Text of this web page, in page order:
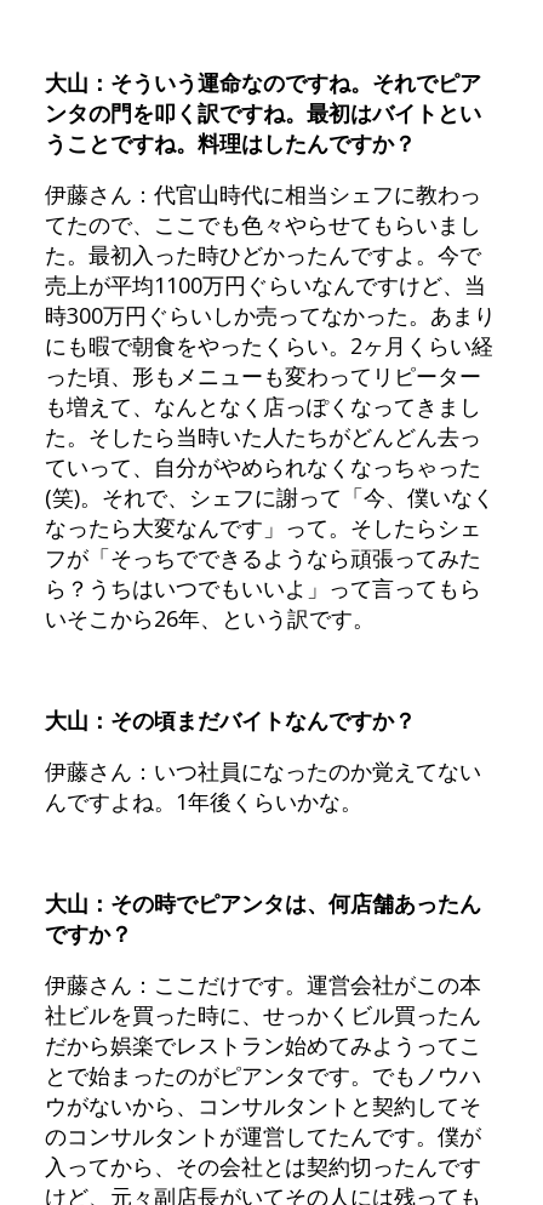
大山：そういう運命なのですね。それでピア
ンタの門を叩く訳ですね。最初はバイトとい
うことですね。料理はしたんですか？
伊藤さん：代官山時代に相当シェフに教わっ
てたので、ここでも色々やらせてもらいまし
た。最初入った時ひどかったんですよ。今で
売上が平均1100万円ぐらいなんですけど、当
時300万円ぐらいしか売ってなかった。あまり
にも暇で朝食をやったくらい。2ヶ月くらい経
った頃、形もメニューも変わってリピーター
も増えて、なんとなく店っぽくなってきまし
た。そしたら当時いた人たちがどんどん去っ
ていって、自分がやめられなくなっちゃった
(笑)。それで、シェフに謝って「今、僕いなく
なったら大変なんです」って。そしたらシェ
フが「そっちでできるようなら頑張ってみた
ら？うちはいつでもいいよ」って言ってもら
いそこから26年、という訳です。
大山：その頃まだバイトなんですか？
伊藤さん：いつ社員になったのか覚えてない
んですよね。1年後くらいかな。
大山：その時でピアンタは、何店舗あったん
ですか？
伊藤さん：ここだけです。運営会社がこの本
社ビルを買った時に、せっかくビル買ったん
だから娯楽でレストラン始めてみようってこ
とで始まったのがピアンタです。でもノウハ
ウがないから、コンサルタントと契約してそ
のコンサルタントが運営してたんです。僕が
入ってから、その会社とは契約切ったんです
けど、元々副店長がいてその人には残っても